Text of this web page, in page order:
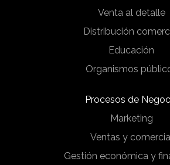
Venta al detalle
Distribución
Educación
Organismos
Procesos de
Marketing
Ventas y
Gestión económica y